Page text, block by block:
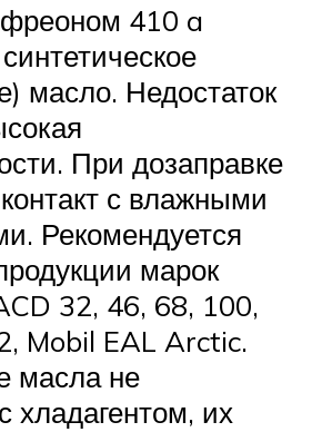
410 a
масло. Недостаток
При дозаправке
с влажными
Рекомендуется
марок
32, 46, 68, 100,
Mobil EAL Arctic.
масла не
хладагентом, их